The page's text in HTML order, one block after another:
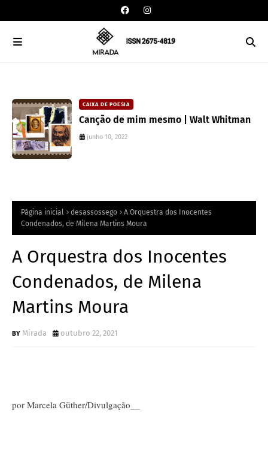
CAIXA DE POESIA
Canção de mim mesmo | Walt Whitman
junho 10, 2022
Página inicial desassossego
A Orquestra dos Inocentes
Condenados, de Milena Martins Moura
A Orquestra dos Inocentes
Condenados, de Milena
Martins Moura
Mirada outubro 22, 2021
por Marcela Güther/Divulgação__